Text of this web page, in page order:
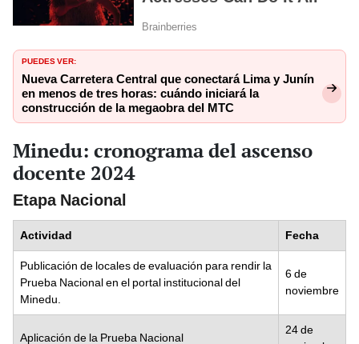
PUEDES VER:
Nueva Carretera Central que conectará Lima y Junín
en menos de tres horas: cuándo iniciará la
construcción de la megaobra del MTC
Minedu: cronograma del ascenso
docente 2024
Etapa Nacional
Actividad Fecha
Publicación de locales de evaluación para rendir la
Prueba Nacional en el portal institucional del
Minedu.
6 de
noviembre
Aplicación de la Prueba Nacional
24 de